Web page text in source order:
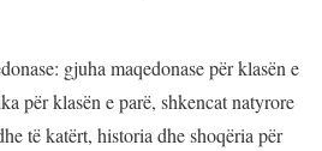
gjuha maqedonase për klasën e
për klasën e parë, shkencat natyrore
të katërt, historia dhe shoqëria për